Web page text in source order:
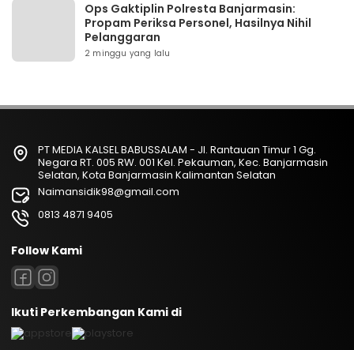
Ops Gaktiplin Polresta Banjarmasin:
Propam Periksa Personel, Hasilnya Nihil
Pelanggaran
2 minggu yang lalu
PT MEDIA KALSEL BABUSSALAM - Jl. Rantauan Timur 1 Gg.
Negara RT. 005 RW. 001 Kel. Pekauman, Kec. Banjarmasin
Selatan, Kota Banjarmasin Kalimantan Selatan
Naimansidik98@gmail.com
0813 4871 9405
Follow Kami
Ikuti Perkembangan Kami di